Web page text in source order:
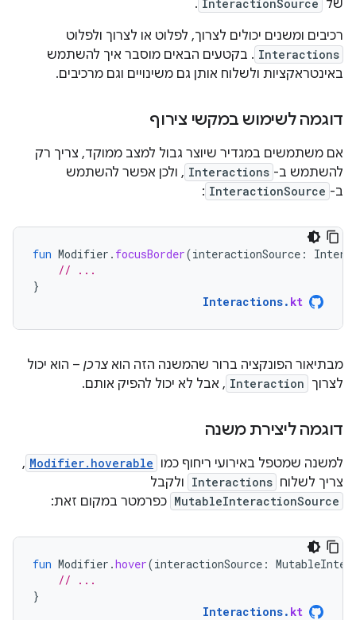
של InteractionSource
.
רכיבים ומשנים יכולים לצרוך, לפלוט או לצרוך ולפלוט
Interactions . בקטעים הבאים מוסבר איך להשתמש
באינטראקציות ולשלוח אותן גם משינויים וגם מרכיבים.
דוגמה לשימוש במקשי צירוף
אם משתמשים במגדיר שיוצר גבול למצב ממוקד, צריך רק
להשתמש ב- Interactions , ולכן אפשר להשתמש
ב- InteractionSource
:
fun Modifier . focusBorder(interactionSource :
// ...
}
Interactions. kt
מבתיאור הפונקציה ברור שהמשנה הזה הוא צרכן – הוא יכול
לצרוך Interaction , אבל לא יכול להפיק אותם.
דוגמה ליצירת משנה
למשנה שמטפל באירועי ריחוף כמו Modifier.hoverable
,
צריך לשלוח Interactions ולקבל
MutableInteractionSource כפרמטר במקום זאת:
fun Modifier .hover(interactionSource :
// ...
}
Interactions. kt